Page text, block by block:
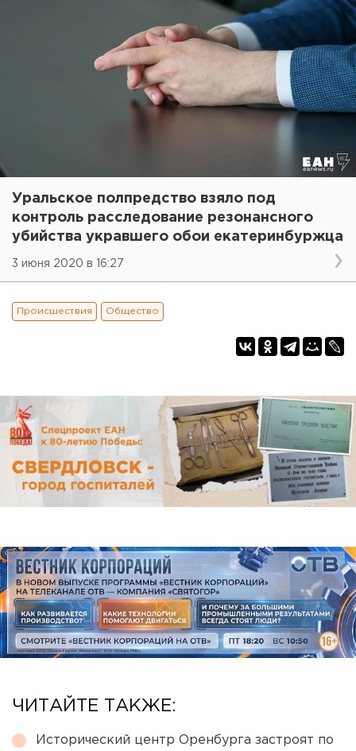
Уральское полпредство взяло под
контроль расследование резонансного
убийства укравшего обои екатеринбуржца
3 июня 2020 в 16:27
Происшествия Общество
ЧИТАЙТЕ ТАКЖЕ:
Исторический центр Оренбурга застроят по